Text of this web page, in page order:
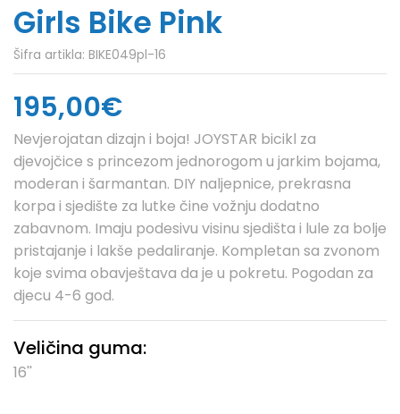
Girls Bike Pink
Šifra artikla: BIKE049pl-16
195,00€
Nevjerojatan dizajn i boja! JOYSTAR bicikl za
djevojčice s princezom jednorogom u jarkim bojama,
moderan i šarmantan. DIY naljepnice, prekrasna
korpa i sjedište za lutke čine vožnju dodatno
zabavnom. Imaju podesivu visinu sjedišta i lule za bolje
pristajanje i lakše pedaliranje. Kompletan sa zvonom
koje svima obavještava da je u pokretu. Pogodan za
djecu 4-6 god.
Veličina guma:
16''